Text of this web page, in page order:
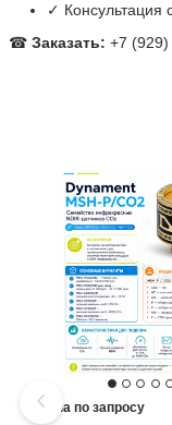
✓ Консультация
☎Заказать: +7
Цена по запросу